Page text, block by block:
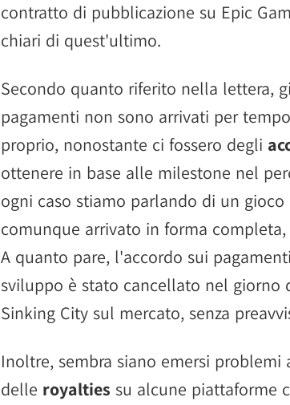
contratto di pubblicazione su Epic
chiari di quest'ultimo.
Secondo quanto riferito nella lettera,
pagamenti non sono arrivati per
proprio, nonostante ci fossero degli
ottenere in base alle milestone nel
ogni caso stiamo parlando di un
comunque arrivato in forma
A quanto pare, l'accordo sui
sviluppo è stato cancellato nel giorno
Sinking City sul mercato, senza
Inoltre, sembra siano emersi
delle royalties su alcune piattaforme